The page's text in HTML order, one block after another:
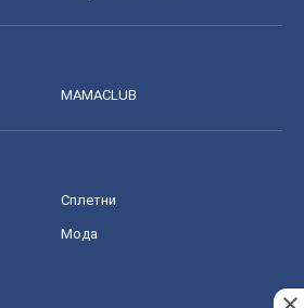
MAMACLUB
Сплетни
Мода